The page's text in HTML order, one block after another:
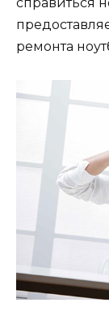
справиться
ремонта